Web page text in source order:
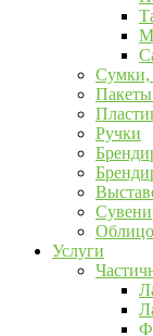
Сумки,
Ручки
Услуги